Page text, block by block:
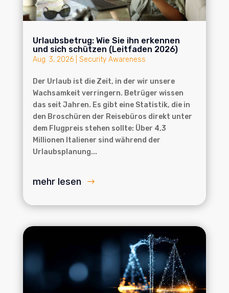
Urlaubsbetrug: Wie Sie ihn erkennen
und sich schützen (Leitfaden 2026)
Aug. 3, 2026| Security Awareness
Der Urlaub ist die Zeit, in der wir unsere
Wachsamkeit verringern. Betrüger wissen
das seit Jahren. Es gibt eine Statistik, die in
den Broschüren der Reisebüros direkt unter
dem Flugpreis stehen sollte: Über 4,3
Millionen Italiener sind während der
Urlaubsplanung...
mehr lesen